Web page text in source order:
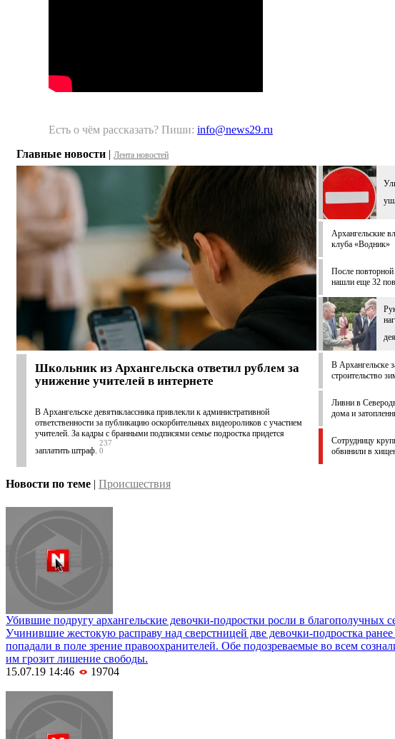
Есть о чём рассказать? Пиши: info@news29.ru
Главные новости | Лента новостей
Школьник из Архангельска ответил рублем за
унижение учителей в интернете
В Архангельске девятиклассника привлекли к административной
ответственности за публикацию оскорбительных видеороликов с участием
учителей. За кадры с бранными подписями семье подростка придется
заплатить штраф.
237
0
Архангельские
клуба «Водник»
После повторной
нашли еще 32
В Архангельске
строительство
Ливни в
дома и
Сотрудницу
обвинили в
Новости по теме | Происшествия
Убившие подругу архангельские девочки-подростки росли в благополучных
Учинившие жестокую расправу над сверстницей две девочки-подростка ранее
попадали в поле зрение правоохранителей. Обе подозреваемые во всем
им грозит лишение свободы.
15.07.19 14:46
19704